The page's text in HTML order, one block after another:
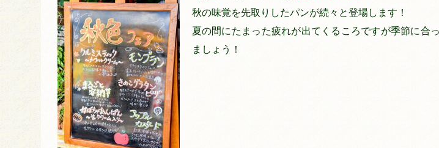
秋の味覚を先取りしたパンが続々と登場します！
夏の間にたまった疲れが出てくるころですが季節に合
ましょう！